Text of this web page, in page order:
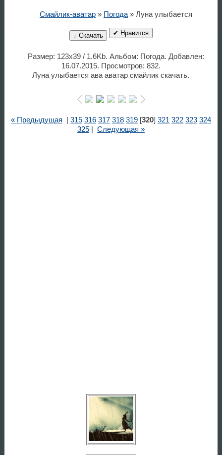
Смайлик-аватар» Погода» Луна улыбается
↓ Скачать ✔ Нравится
Размер: 123x39 / 1.6Kb. Альбом: Погода. Добавлен:
16.07.2015. Просмотров: 832.
Луна улыбается ава аватар смайлик скачать.
« Предыдущая 315 316 317 318 319[320] 321 322 323 324
325| Следующая »